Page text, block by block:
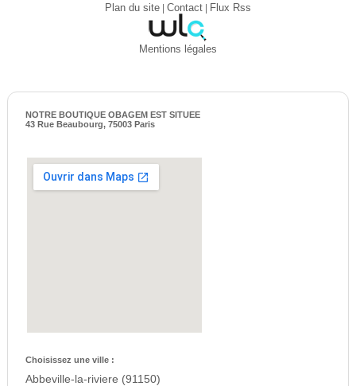
Plan du site| Contact| Flux Rss
Mentions légales
NOTRE BOUTIQUE OBAGEM EST SITUEE
43 Rue Beaubourg, 75003 Paris
Choisissez une ville :
Abbeville-la-riviere (91150)